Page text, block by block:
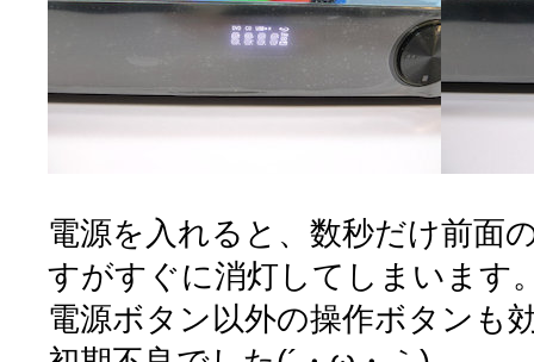
電源を入れると、数秒だけ前面
すがすぐに消灯してしまいます
電源ボタン以外の操作ボタンも